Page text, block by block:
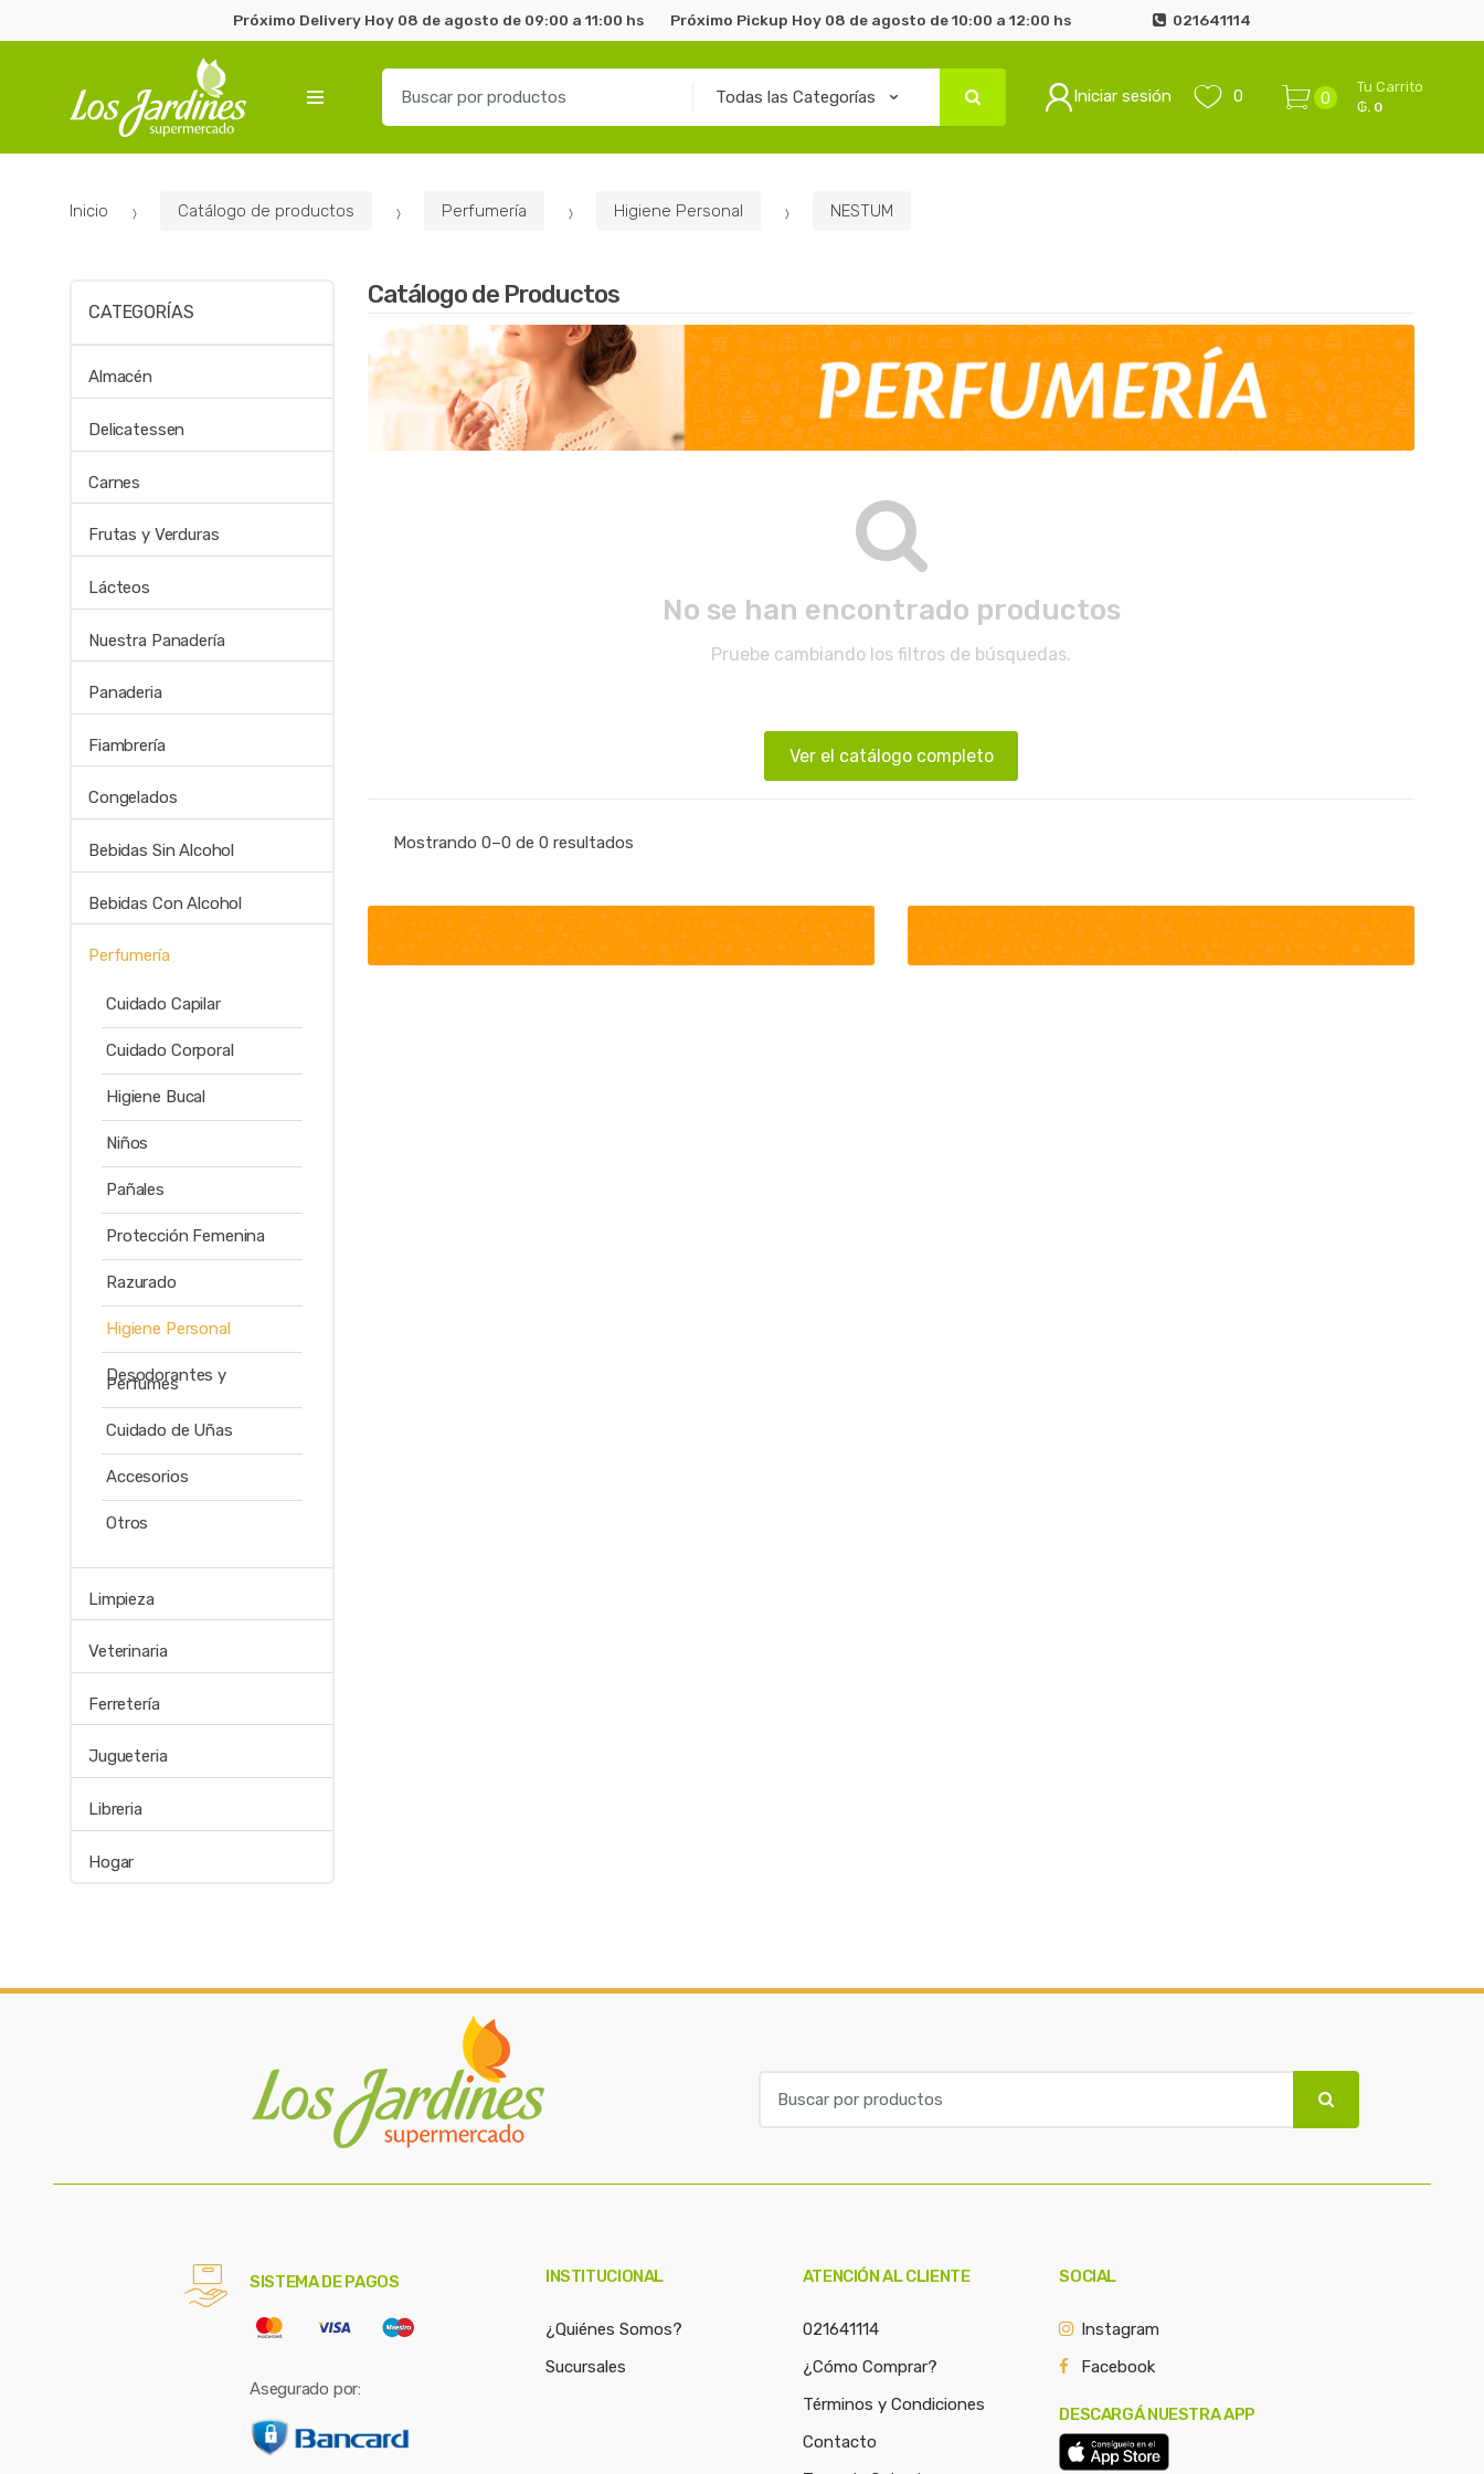
Próximo Delivery Hoy 08 de agosto de 09:00 a 11:00 hs Próximo Pickup Hoy 08 de agosto de 10:00 a 12:00 hs 021641114
r
Iniciar sesión 0 0
Tu Carrito
₲. 0
Inicio Catálogo de productos Perfumería Higiene Personal NESTUM
Catálogo de Productos
No se han encontrado productos
Pruebe cambiando los filtros de búsquedas.
Ver el catálogo completo
Mostrando 0–0 de 0 resultados
CATEGORÍAS
Almacén
Delicatessen
Carnes
Frutas y Verduras
Lácteos
Nuestra Panadería
Panaderia
Fiambrería
Congelados
Bebidas Sin Alcohol
Bebidas Con Alcohol
Perfumería
Cuidado Capilar
Cuidado Corporal
Higiene Bucal
Niños
Pañales
Protección Femenina
Razurado
Higiene Personal
Desodorantes y
Perfumes
Cuidado de Uñas
Accesorios
Otros
Limpieza
Veterinaria
Ferretería
Jugueteria
Libreria
Hogar
a
SISTEMA DE PAGOS
Asegurado por:
INSTITUCIONAL
¿Quiénes Somos?
Sucursales
ATENCIÓN AL CLIENTE
021641114
¿Cómo Comprar?
Términos y Condiciones
Contacto
SOCIAL
Instagram
Facebook
DESCARGÁ NUESTRA APP